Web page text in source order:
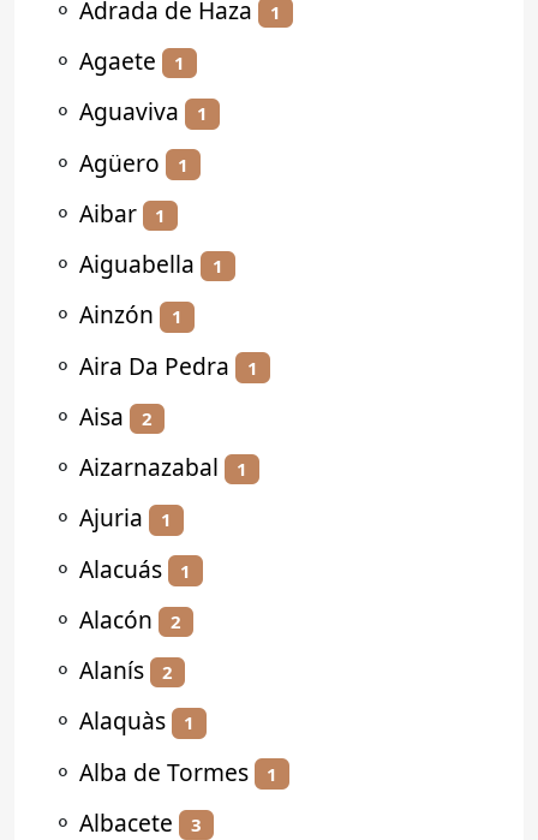
⚬ Adrada de Haza 1
⚬ Agaete 1
⚬ Aguaviva 1
⚬ Agüero 1
⚬ Aibar 1
⚬ Aiguabella 1
⚬ Ainzón 1
⚬ Aira Da Pedra 1
⚬ Aisa 2
⚬ Aizarnazabal 1
⚬ Ajuria 1
⚬ Alacuás 1
⚬ Alacón 2
⚬ Alanís 2
⚬ Alaquàs 1
⚬ Alba de Tormes 1
⚬ Albacete 3